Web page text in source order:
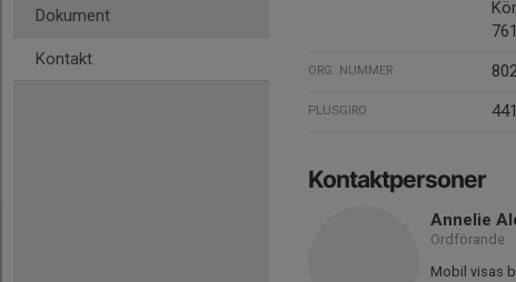
Dokument
Kontakt
ORG. NUMMER
PLUSGIRO
Kontaktpersoner
Annelie
Ordförande
Mobil visas